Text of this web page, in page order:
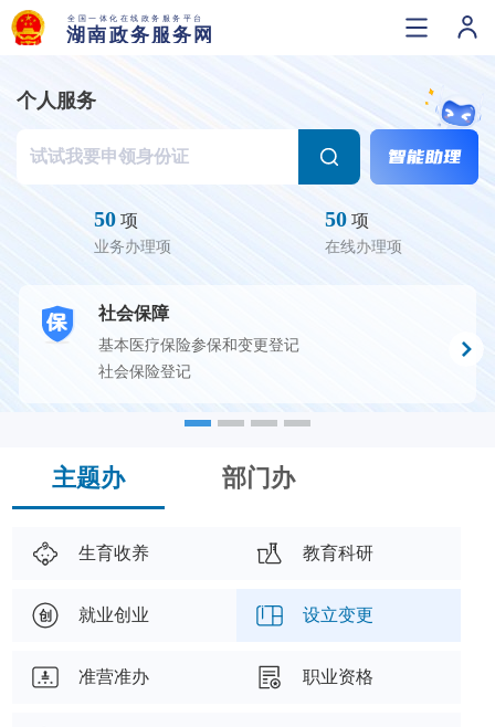
个人服务
50 项
业务办理项
50 项
在线办理项
社会保障
基本医疗保险参保和变更登记
社会保险登记
主题办 部门办
生育收养 教育科研
就业创业 设立变更
准营准办 职业资格